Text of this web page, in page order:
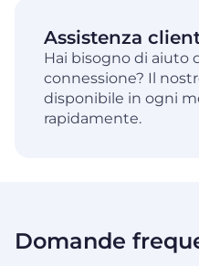
Assistenza
Hai bisogno di aiuto
connessione? Il
disponibile in ogni
rapidamente.
Domande